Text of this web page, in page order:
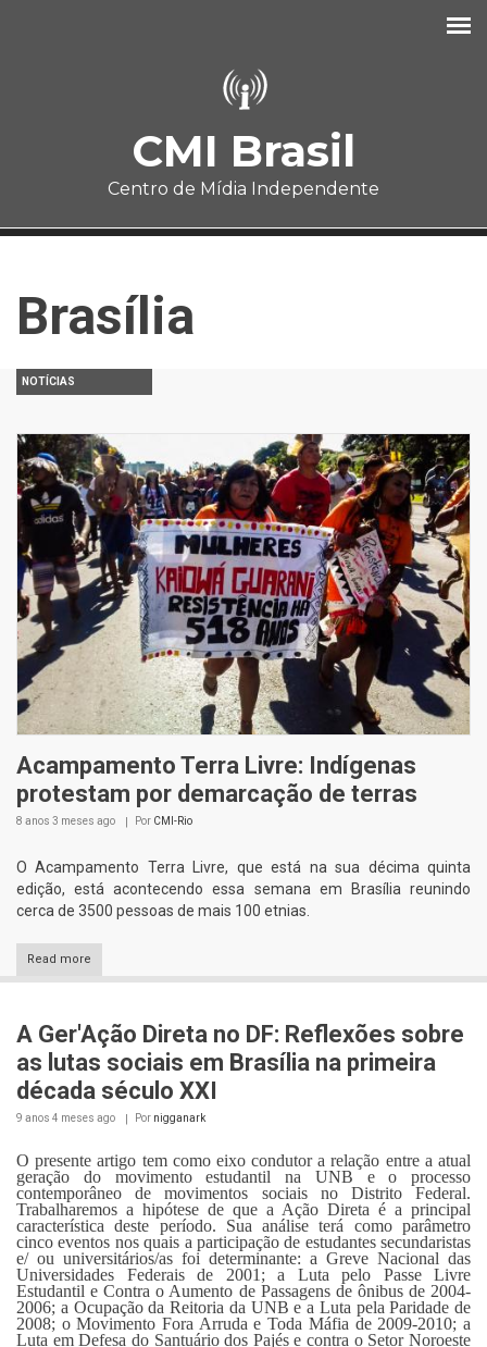
CMI Brasil
Centro de Mídia Independente
Brasília
NOTÍCIAS
Acampamento Terra Livre: Indígenas
protestam por demarcação de terras
8 anos 3 meses ago Por CMI-Rio
O Acampamento Terra Livre, que está na sua décima quinta
edição, está acontecendo essa semana em Brasília reunindo
cerca de 3500 pessoas de mais 100 etnias.
Read more
A Ger'Ação Direta no DF: Reflexões sobre
as lutas sociais em Brasília na primeira
década século XXI
9 anos 4 meses ago Por nigganark
O presente artigo tem como eixo condutor a relação entre a atual
geração do movimento estudantil na UNB e o processo
contemporâneo de movimentos sociais no Distrito Federal.
Trabalharemos a hipótese de que a Ação Direta é a principal
característica deste período. Sua análise terá como parâmetro
cinco eventos nos quais a participação de estudantes secundaristas
e/ ou universitários/as foi determinante: a Greve Nacional das
Universidades Federais de 2001; a Luta pelo Passe Livre
Estudantil e Contra o Aumento de Passagens de ônibus de 2004-
2006; a Ocupação da Reitoria da UNB e a Luta pela Paridade de
2008; o Movimento Fora Arruda e Toda Máfia de 2009-2010; a
Luta em Defesa do Santuário dos Pajés e contra o Setor Noroeste